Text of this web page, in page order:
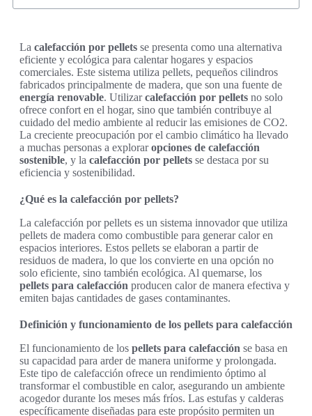
La calefacción por pellets se presenta como una alternativa
eficiente y ecológica para calentar hogares y espacios
comerciales. Este sistema utiliza pellets, pequeños cilindros
fabricados principalmente de madera, que son una fuente de
energía renovable. Utilizarcalefacción por pellets no solo
ofrece confort en el hogar, sino que también contribuye al
cuidado del medio ambiente al reducir las emisiones de CO2.
La creciente preocupación por el cambio climático ha llevado
a muchas personas a exploraropciones de calefacción
sostenible, y la calefacción por pellets se destaca por su
eficiencia y sostenibilidad.
¿Qué es la calefacción por pellets?
La calefacción por pellets es un sistema innovador que utiliza
pellets de madera como combustible para generar calor en
espacios interiores. Estos pellets se elaboran a partir de
residuos de madera, lo que los convierte en una opción no
solo eficiente, sino también ecológica. Al quemarse, los
pellets para calefacción producen calor de manera efectiva y
emiten bajas cantidades de gases contaminantes.
Definición y funcionamiento de los pellets para calefacción
El funcionamiento de los pellets para calefacción se basa en
su capacidad para arder de manera uniforme y prolongada.
Este tipo de calefacción ofrece un rendimiento óptimo al
transformar el combustible en calor, asegurando un ambiente
acogedor durante los meses más fríos. Las estufas y calderas
específicamente diseñadas para este propósito permiten un